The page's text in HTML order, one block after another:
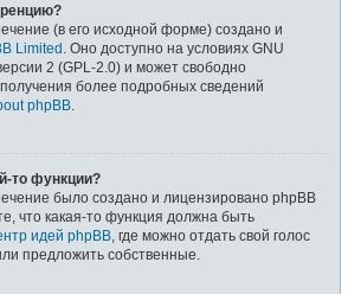
(в его исходной форме) создано и
Limited . Оно доступно на условиях GNU
2 (GPL-2.0) и может свободно
более подробных сведений
phpBB
то функции?
было создано и лицензировано phpBB
что какая-то функция должна быть
идей phpBB , где можно отдать свой голос
предложить собственные.